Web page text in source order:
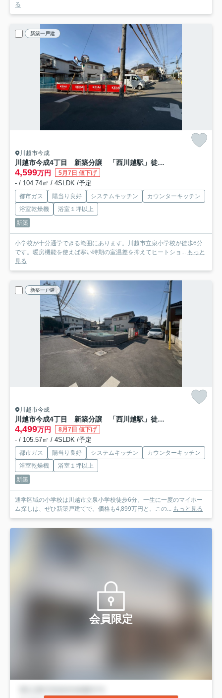
る
新築一戸建
川越市今成
川越市今成4丁目 新築分譲 「西川越駅」徒歩13分 敷地43坪 【泉小学区】
4,599万円 5月7日 値下げ
- / 104.74㎡ / 4SLDK /予定
都市ガス 陽当り良好 システムキッチン
カウンターキッチン
浴室乾燥機
浴室１坪以上
新築
小学校が十分通学できる範囲にあります。川越市立泉小学校が徒歩6分
です。暖房機能を使えば寒い時期の室温差を抑えてヒートショ... もっと
見る
新築一戸建
川越市今成
川越市今成4丁目 新築分譲 「西川越駅」徒歩13分 敷地40坪 【泉小学区】
4,499万円 8月7日 値下げ
- / 105.57㎡ / 4SLDK /予定
都市ガス 陽当り良好 システムキッチン
カウンターキッチン
浴室乾燥機
浴室１坪以上
新築
通学区域の小学校は川越市立泉小学校徒歩6分。一生に一度のマイホー
ム探しは、ぜひ新築戸建てで。価格も4,899万円と、この... もっと見る
会員限定